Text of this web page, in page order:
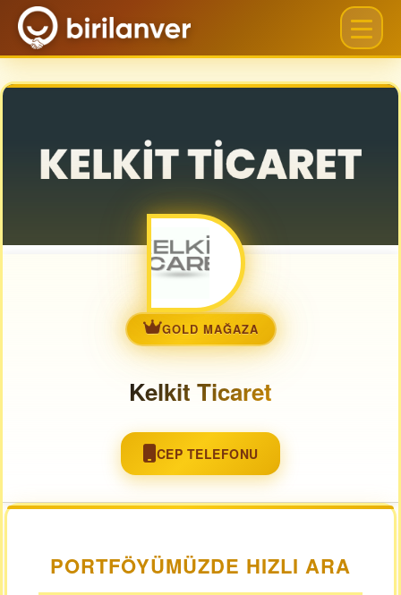
GOLD MAĞAZA
Kelkit Ticaret
CEP TELEFONU
PORTFÖYÜMÜZDE HIZLI ARA